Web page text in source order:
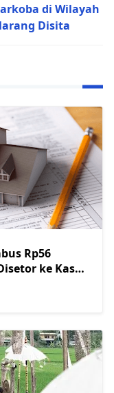
di Wilayah
Disita
Rp56
ke Kas